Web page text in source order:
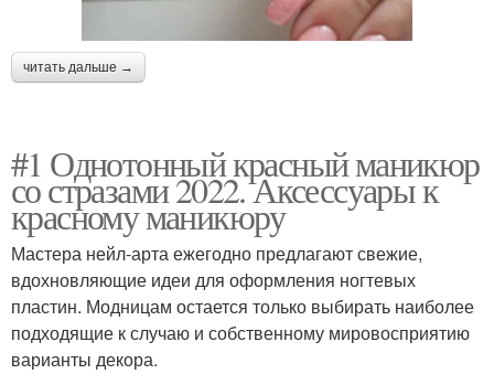
читать дальше →
#1 Однотонный красный маникюр
со стразами 2022. Аксессуары к
красному маникюру
Мастера нейл-арта ежегодно предлагают свежие,
вдохновляющие идеи для оформления ногтевых
пластин. Модницам остается только выбирать наиболее
подходящие к случаю и собственному мировосприятию
варианты декора.